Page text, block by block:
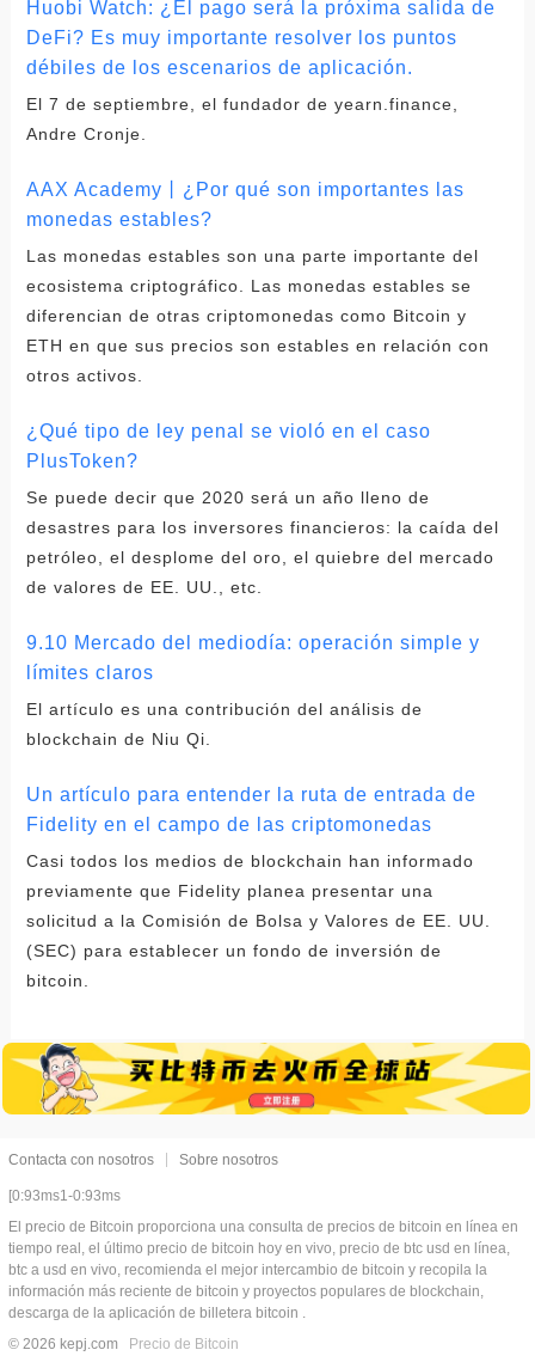
Huobi Watch: ¿El pago será la próxima salida de
DeFi? Es muy importante resolver los puntos
débiles de los escenarios de aplicación.
El 7 de septiembre, el fundador de yearn.finance,
Andre Cronje.
AAX Academy丨¿Por qué son importantes las
monedas estables?
Las monedas estables son una parte importante del
ecosistema criptográfico. Las monedas estables se
diferencian de otras criptomonedas como Bitcoin y
ETH en que sus precios son estables en relación con
otros activos.
¿Qué tipo de ley penal se violó en el caso
PlusToken?
Se puede decir que 2020 será un año lleno de
desastres para los inversores financieros: la caída del
petróleo, el desplome del oro, el quiebre del mercado
de valores de EE. UU., etc.
9.10 Mercado del mediodía: operación simple y
límites claros
El artículo es una contribución del análisis de
blockchain de Niu Qi.
Un artículo para entender la ruta de entrada de
Fidelity en el campo de las criptomonedas
Casi todos los medios de blockchain han informado
previamente que Fidelity planea presentar una
solicitud a la Comisión de Bolsa y Valores de EE. UU.
(SEC) para establecer un fondo de inversión de
bitcoin.
Contacta con nosotros Sobre nosotros
[0:93ms1-0:93ms
El precio de Bitcoin proporciona una consulta de precios de bitcoin en línea en
tiempo real, el último precio de bitcoin hoy en vivo, precio de btc usd en línea,
btc a usd en vivo, recomienda el mejor intercambio de bitcoin y recopila la
información más reciente de bitcoin y proyectos populares de blockchain,
descarga de la aplicación de billetera bitcoin .
© 2026 kepj.com
Precio de Bitcoin